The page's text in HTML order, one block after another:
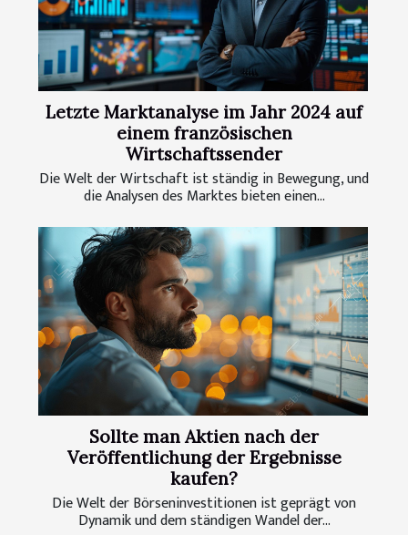
Letzte Marktanalyse im Jahr 2024 auf
einem französischen
Wirtschaftssender
Die Welt der Wirtschaft ist ständig in Bewegung, und
die Analysen des Marktes bieten einen...
Sollte man Aktien nach der
Veröffentlichung der Ergebnisse
kaufen?
Die Welt der Börseninvestitionen ist geprägt von
Dynamik und dem ständigen Wandel der...